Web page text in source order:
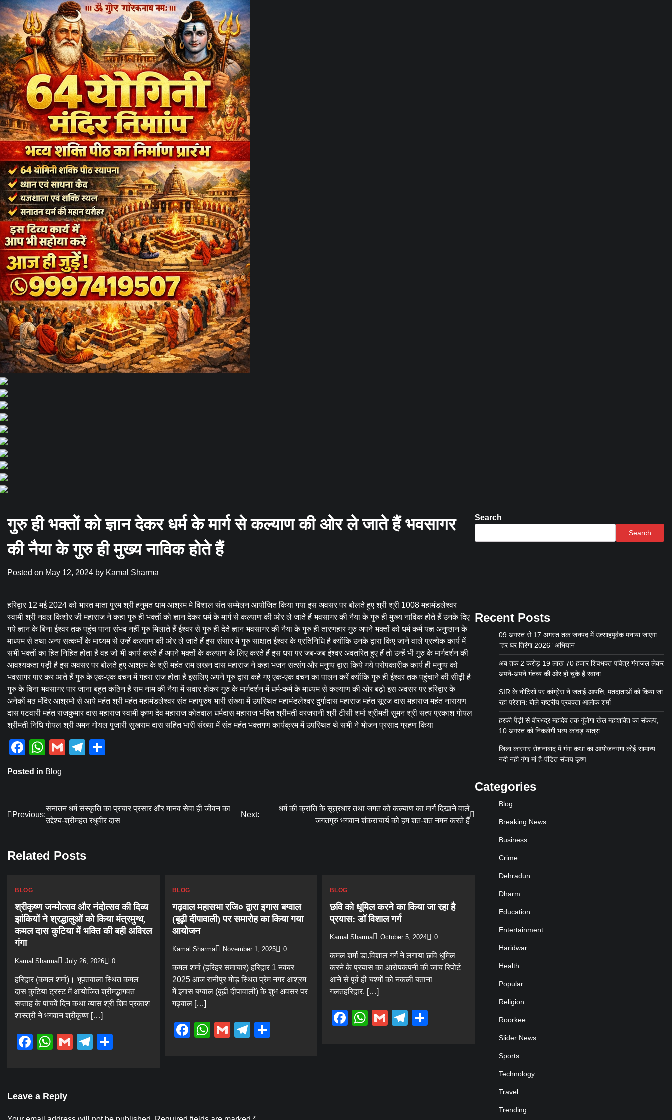
गुरु ही भक्तों को ज्ञान देकर धर्म के मार्ग से कल्याण की ओर ले जाते हैं भवसागर
की नैया के गुरु ही मुख्य नाविक होते हैं
Posted on May 12, 2024 by Kamal Sharma
हरिद्वार 12 मई 2024 को भारत माता पुरम श्री हनुमत धाम आश्रम मे विशाल संत सम्मेलन आयोजित किया गया इस अवसर पर बोलते हुए श्री श्री 1008 महामंडलेश्वर
स्वामी श्री नवल किशोर जी महाराज ने कहा गुरु ही भक्तों को ज्ञान देकर धर्म के मार्ग से कल्याण की ओर ले जाते हैं भवसागर की नैया के गुरु ही मुख्य नाविक होते हैं उनके दिए
गये ज्ञान के बिना ईश्वर तक पहुंच पाना संभव नहीं गुरु मिलाते हैं ईश्वर से गुरु ही देते ज्ञान भवसागर की नैया के गुरु ही तारणहार गुरु अपने भक्तों को धर्म कर्म यज्ञ अनुष्ठान के
माध्यम से तथा अन्य सत्कर्मों के माध्यम से उन्हें कल्याण की ओर ले जाते हैं इस संसार मे गुरु साक्षात ईश्वर के प्रतिनिधि है क्योंकि उनके द्वारा किए जाने वाले प्रत्येक कार्य में
सभी भक्तों का हित निहित होता है वह जो भी कार्य करते हैं अपने भक्तों के कल्याण के लिए करते हैं इस धरा पर जब-जब ईश्वर अवतरित हुए हैं तो उन्हें भी गुरु के मार्गदर्शन की
आवश्यकता पड़ी है इस अवसर पर बोलते हुए आश्रम के श्री महंत राम लखन दास महाराज ने कहा भजन सत्संग और मनुष्य द्वारा किये गये परोपकारीक कार्य ही मनुष्य को
भवसागर पार कर आते हैं गुरु के एक-एक वचन में गहरा राज होता है इसलिए अपने गुरु द्वारा कहे गए एक-एक वचन का पालन करें क्योंकि गुरु ही ईश्वर तक पहुंचाने की सीढ़ी है
गुरु के बिना भवसागर पार जाना बहुत कठिन है राम नाम की नैया में सवार होकर गुरु के मार्गदर्शन में धर्म-कर्म के माध्यम से कल्याण की ओर बढ़ो इस अवसर पर हरिद्वार के
अनेकों मठ मंदिर आश्रमो से आये महंत श्री महंत महामंडलेश्वर संत महापुरुष भारी संख्या में उपस्थित महामंडलेश्वर दुर्गादास महाराज महंत सूरज दास महाराज महंत नारायण
दास पटवारी महंत राजकुमार दास महाराज स्वामी कृष्ण देव महाराज कोतवाल धर्मदास महाराज भक्ति श्रीमती वरजरानी श्री टीसी शर्मा श्रीमती सुमन श्री सत्य प्रकाश गोयल
श्रीमती निधि गोयल श्री अमन गोयल पुजारी सुखराम दास सहित भारी संख्या में संत महंत भक्तगण कार्यक्रम में उपस्थित थे सभी ने भोजन प्रसाद ग्रहण किया
Facebook
WhatsApp
GmailTelegram
Posted in Blog
Post
Previous:
सनातन धर्म संस्कृति का प्रचार प्रसार और मानव सेवा ही जीवन का
उद्देश्य-श्रीमहंत रधुवीर दास
Next:
धर्म की क्रांति के सूत्रधार तथा जगत को कल्याण का मार्ग दिखाने वाले
जगतगुरु भगवान शंकराचार्य को हम शत-शत नमन करते हैं
Related Posts
BLOG
श्रीकृष्ण जन्मोत्सव और नंदोत्सव की दिव्य
झांकियों ने श्रद्धालुओं को किया मंत्रमुग्ध,
कमल दास कुटिया में भक्ति की बही अविरल
गंगा
Kamal Sharma July 26, 2026 0
हरिद्वार (कमल शर्मा)। भूपतवाला स्थित कमल
दास कुटिया ट्रस्ट में आयोजित श्रीमद्भागवत
सप्ताह के पांचवें दिन कथा व्यास श्री शिव प्रकाश
शास्त्री ने भगवान श्रीकृष्ण […]
Facebook
WhatsApp
GmailTelegram
BLOG
गढ़वाल महासभा रजि० द्वारा इगास बग्वाल
(बूढ़ी दीपावाली) पर समारोह का किया गया
आयोजन
Kamal Sharma November 1, 2025 0
कमल शर्मा (हरिहर समाचार) हरिद्वार 1 नवंबर
2025 आज रानीपुर मोड़ स्थित प्रेम नगर आश्रम
में इगास बग्वाल (बूढ़ी दीपावाली) के शुभ अवसर पर
गढ़वाल […]
Facebook
WhatsApp
GmailTelegram
BLOG
छवि को धूमिल करने का किया जा रहा है
प्रयास: डॉ विशाल गर्ग
Kamal Sharma October 5, 2024 0
कमल शर्मा डा.विशाल गर्ग ने लगाया छवि धूमिल
करने के प्रयास का आरोपकंपनी की जांच रिपोर्ट
आने से पूर्व ही चश्मों को नकली बताना
गलतहरिद्वार, […]
Facebook
WhatsApp
GmailTelegram
Leave a Reply
Search
Search
Recent Posts
09 अगस्त से 17 अगस्त तक जनपद में उत्साहपूर्वक मनाया जाएगा
“हर घर तिरंगा 2026” अभियान
अब तक 2 करोड़ 19 लाख 70 हजार शिवभक्त पवित्र गंगाजल लेकर
अपने-अपने गंतव्य की ओर हो चुके हैं रवाना
SIR के नोटिसों पर कांग्रेस ने जताई आपत्ति, मतदाताओं को किया जा
रहा परेशान: बोले राष्ट्रीय प्रवक्ता आलोक शर्मा
हरकी पैड़ी से वीरभद्र महादेव तक गूंजेगा खेल महाशक्ति का संकल्प,
10 अगस्त को निकलेगी भव्य कांवड़ यात्रा
जिला कारगार रोशनाबाद में गंगा कथा का आयोजनगंगा कोई सामान्य
नदी नही गंगा मां है-पंडित संजय कृष्ण
Categories
Blog
Breaking News
Business
Crime
Dehradun
Dharm
Education
Entertainment
Haridwar
Health
Popular
Religion
Roorkee
Slider News
Sports
Technology
Travel
Trending